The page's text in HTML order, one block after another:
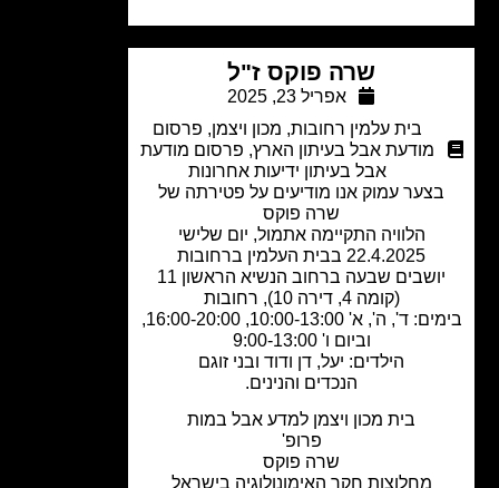
שרה פוקס ז"ל
אפריל 23, 2025
בית עלמין רחובות ,מכון ויצמן,פרסום
מודעת אבל בעיתון הארץ,פרסום מודעת
אבל בעיתון ידיעות אחרונות
עמוק אנו מודיעים על פטירתה של
שרה פוקס
הלוויה התקיימה אתמול, יום שלישי
22.4.2025 בבית העלמין ברחובות
יושבים שבעה ברחוב הנשיא הראשון 11
בימים: ד', ה', א' 10:00-13:00, 16:00-20:00,
הילדים: יעל, דן ודוד ובני זוגם
הנכדים והנינים.
בית מכון ויצמן למדע אבל במות
שרה פוקס
מחלוצות חקר האימונולוגיה בישראל